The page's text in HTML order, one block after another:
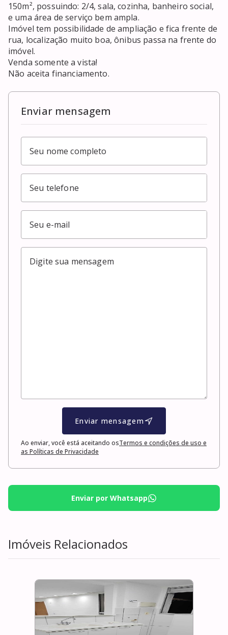
150m², possuindo: 2/4, sala, cozinha, banheiro social,
e uma área de serviço bem ampla.
Imóvel tem possibilidade de ampliação e fica frente de
rua, localização muito boa, ônibus passa na frente do
imóvel.
Venda somente a vista!
Não aceita financiamento.
Enviar mensagem
Enviar mensagem
Ao enviar, você está aceitando osTermos e condições de uso e
as Políticas de Privacidade
Enviar por Whatsapp
Imóveis Relacionados